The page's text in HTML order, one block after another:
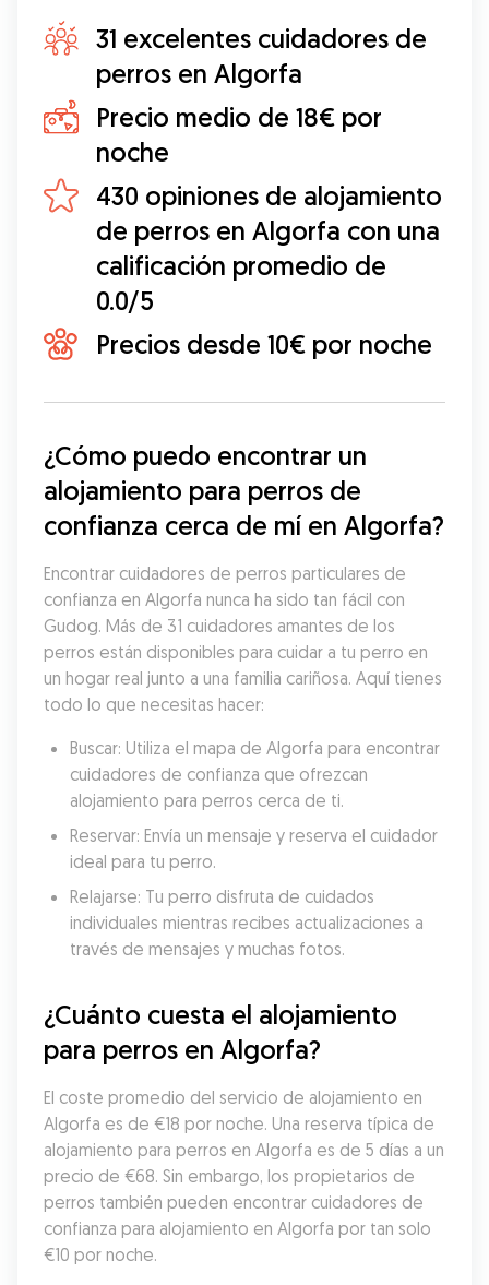
31 excelentes cuidadores de
perros en Algorfa
Precio medio de 18€ por
noche
430 opiniones de alojamiento
de perros en Algorfa con una
calificación promedio de
0.0/5
Precios desde 10€ por noche
¿Cómo puedo encontrar un
alojamiento para perros de
confianza cerca de mí en Algorfa?
Encontrar cuidadores de perros particulares de
confianza en Algorfa nunca ha sido tan fácil con
Gudog. Más de 31 cuidadores amantes de los
perros están disponibles para cuidar a tu perro en
un hogar real junto a una familia cariñosa. Aquí tienes
todo lo que necesitas hacer:
Buscar: Utiliza el mapa de Algorfa para encontrar
cuidadores de confianza que ofrezcan
alojamiento para perros cerca de ti.
Reservar: Envía un mensaje y reserva el cuidador
ideal para tu perro.
Relajarse: Tu perro disfruta de cuidados
individuales mientras recibes actualizaciones a
través de mensajes y muchas fotos.
¿Cuánto cuesta el alojamiento
para perros en Algorfa?
El coste promedio del servicio de alojamiento en
Algorfa es de €18 por noche. Una reserva típica de
alojamiento para perros en Algorfa es de 5 días a un
precio de €68. Sin embargo, los propietarios de
perros también pueden encontrar cuidadores de
confianza para alojamiento en Algorfa por tan solo
€10 por noche.